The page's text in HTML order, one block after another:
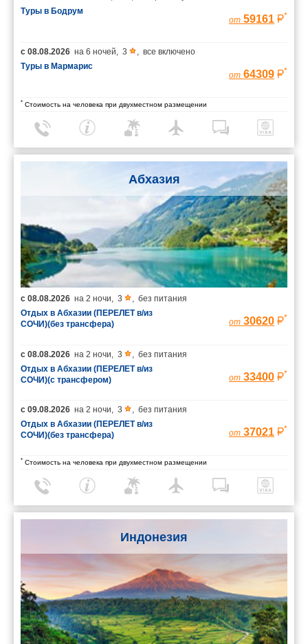
Туры в Бодрум
от 59161 *
с 08.08.2026 на 6 ночей, 3 , все включено
Туры в Мармарис
от 64309 *
* Стоимость на человека при двухместном размещении
Абхазия
с 08.08.2026 на 2 ночи, 3 , без питания
Отдых в Абхазии (ПЕРЕЛЕТ в/из
СОЧИ)(без трансфера)
от 30620 *
с 08.08.2026 на 2 ночи, 3 , без питания
Отдых в Абхазии (ПЕРЕЛЕТ в/из
СОЧИ)(с трансфером)
от 33400 *
с 09.08.2026 на 2 ночи, 3 , без питания
Отдых в Абхазии (ПЕРЕЛЕТ в/из
СОЧИ)(без трансфера)
от 37021 *
* Стоимость на человека при двухместном размещении
Индонезия